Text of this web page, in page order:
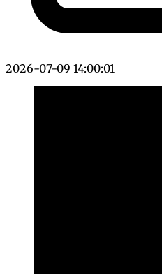
2026-07-09 14:00:01